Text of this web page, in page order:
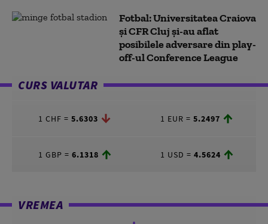
Fotbal: Universitatea Craiova
şi CFR Cluj şi-au aflat
posibilele adversare din play-
off-ul Conference League
CURS VALUTAR
1 CHF = 5.6303 1 EUR = 5.2497
1 GBP = 6.1318 1 USD = 4.5624
VREMEA